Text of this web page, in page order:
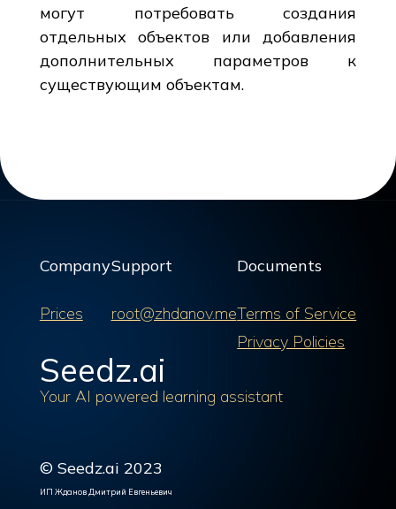
могут потребовать создания
отдельных объектов или добавления
дополнительных параметров к
существующим объектам.
Company
Prices
Support
root@zhdanov.me
Documents
Terms of Service
Privacy Policies
Seedz.ai
Your AI powered learning assistant
© Seedz.ai 2023
ИП Жданов Дмитрий Евгеньевич